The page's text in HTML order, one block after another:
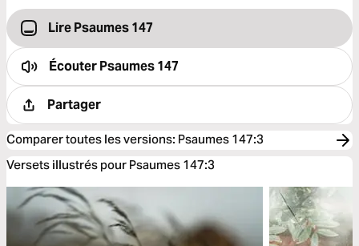
Lire Psaumes 147
ÉcouterPsaumes 147
Partager
Comparer toutes les versions: Psaumes 147:3
Versets illustrés pour Psaumes 147:3